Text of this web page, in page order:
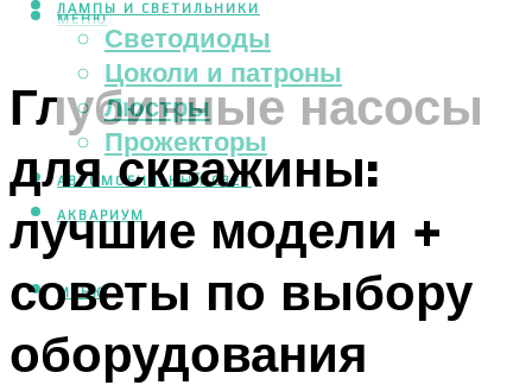
ЛАМПЫ И СВЕТИЛЬНИКИ
Светодиоды
Цоколи и патроны
Люстры
Прожекторы
АВТОМОБИЛЬНЫЙ СВЕТ
АКВАРИУМ
МЕНЮ
МЕНЮ
Глубинные насосы
для скважины:
лучшие модели +
советы по выбору
оборудования